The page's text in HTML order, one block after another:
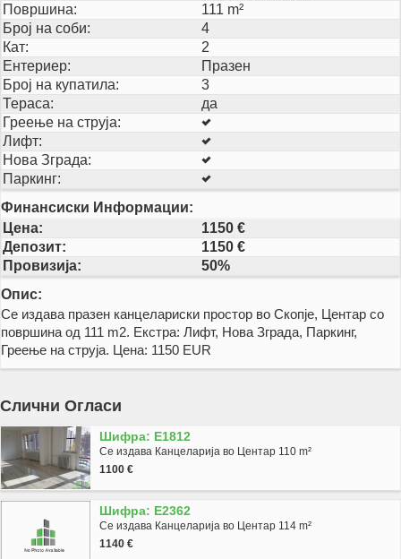
Површина:
111 m²
Број на соби:
4
Кат:
2
Ентериер:
Празен
Број на купатила:
3
Тераса:
да
Греење на струја:
Лифт:
Нова Зграда:
Паркинг:
Финансиски Информации:
Цена:
1150 €
Депозит:
1150 €
Провизија:
50%
Опис:
Се издава празен канцелариски простор во Скопје, Центар со
површина од 111 m2. Екстра: Лифт, Нова Зграда, Паркинг,
Греење на струја. Цена: 1150 EUR
Слични Огласи
Шифра: E1812
Се издава Канцеларија во Центар 110 m²
1100 €
Шифра: E2362
Се издава Канцеларија во Центар 114 m²
1140 €